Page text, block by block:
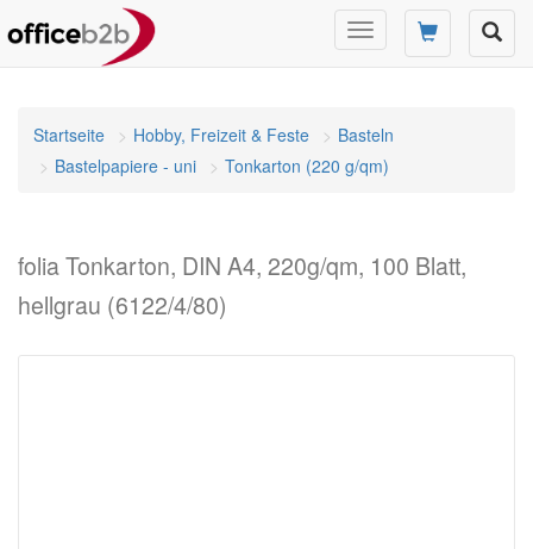
Navigation
umschalten
Startseite Hobby, Freizeit & Feste
Basteln
Bastelpapiere - uni
Tonkarton (220 g/qm)
folia Tonkarton, DIN A4, 220g/qm, 100 Blatt,
hellgrau (6122/4/80)